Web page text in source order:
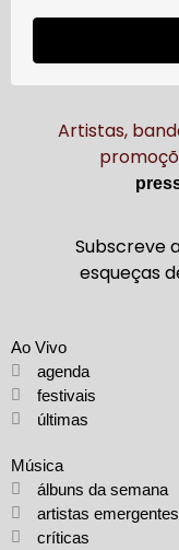
Artistas,
Subscreve
esqueças
Ao Vivo
agenda
festivais
últimas
Música
álbuns da semana
artistas emergentes
críticas